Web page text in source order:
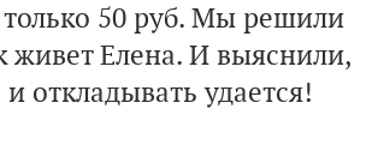
только 50 руб. Мы решили
живет Елена. И выяснили,
откладывать удается!